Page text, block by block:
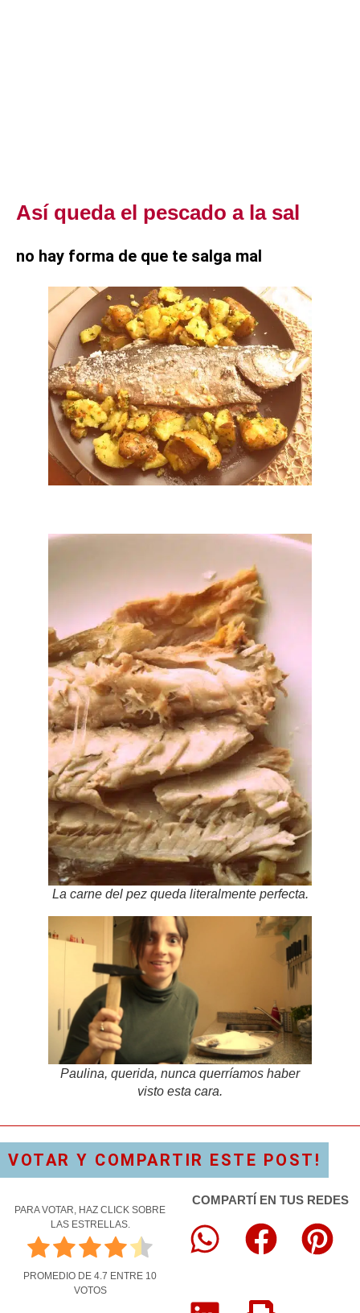
Así queda el pescado a la sal
no hay forma de que te salga mal
La carne del pez queda literalmente perfecta.
Paulina, querida, nunca querríamos haber
visto esta cara.
VOTAR Y COMPARTIR ESTE POST!
PARA VOTAR, HAZ CLICK SOBRE
LAS ESTRELLAS.
PROMEDIO DE 4.7 ENTRE 10
VOTOS
COMPARTÍ EN TUS REDES